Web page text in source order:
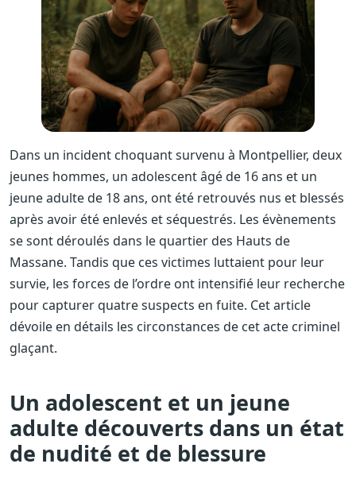
Dans un incident choquant survenu à Montpellier, deux
jeunes hommes, un adolescent âgé de 16 ans et un
jeune adulte de 18 ans, ont été retrouvés nus et blessés
après avoir été enlevés et séquestrés. Les évènements
se sont déroulés dans le quartier des Hauts de
Massane. Tandis que ces victimes luttaient pour leur
survie, les forces de l’ordre ont intensifié leur recherche
pour capturer quatre suspects en fuite. Cet article
dévoile en détails les circonstances de cet acte criminel
glaçant.
Un adolescent et un jeune
adulte découverts dans un état
de nudité et de blessure